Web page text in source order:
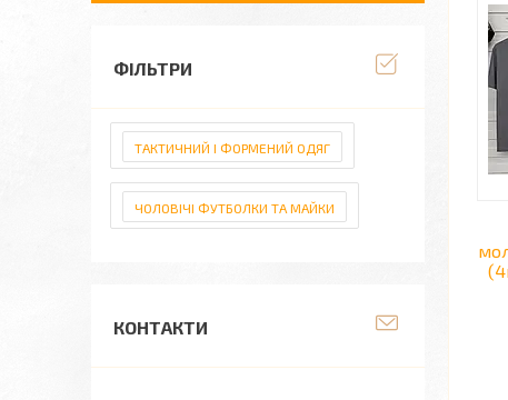
ФІЛЬТРИ
ТАКТИЧНИЙ І ФОРМЕНИЙ ОДЯГ
ЧОЛОВІЧІ ФУТБОЛКИ ТА МАЙКИ
КОНТАКТИ